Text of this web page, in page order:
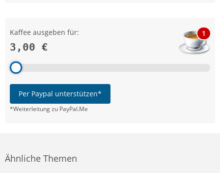
Kaffee ausgeben für:
3,00 €
1
Per Paypal unterstützen*
*Weiterleitung zu PayPal.Me
Ähnliche Themen